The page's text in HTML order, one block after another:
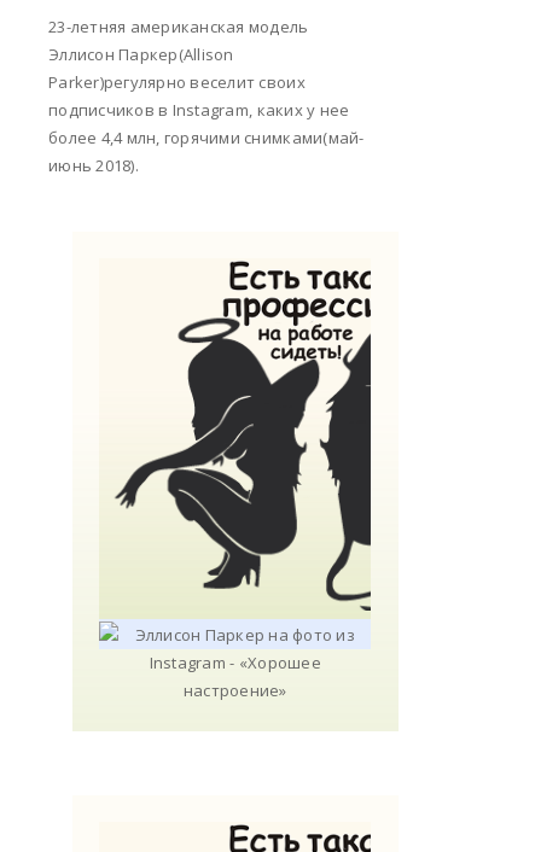
23-летняя американская модель
Эллисон Паркер(Allison
Parker)регулярно веселит своих
подписчиков в Instagram, каких у нее
более 4,4 млн, горячими снимками(май-
июнь 2018).